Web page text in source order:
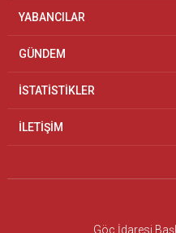
YABANCILAR
GÜNDEM
İSTATİSTİKLER
İLETİŞİM
Göç İdaresi